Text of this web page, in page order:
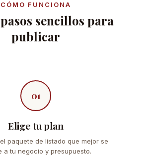
CÓMO FUNCIONA
sencillos para
publicar
01
Elige tu plan
paquete de listado que mejor se
a tu negocio y presupuesto.